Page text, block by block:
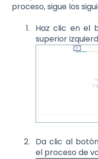
proceso, sigue los
Haz clic en el
superior
Da clic al
el proceso de